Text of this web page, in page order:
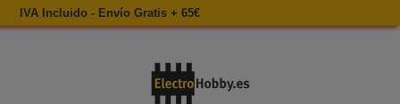
IVA Incluido - Envío Gratis + 65€